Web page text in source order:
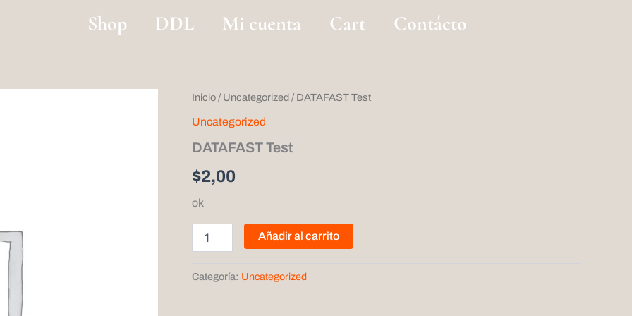
Shop DDL Mi cuenta Cart Contácto
Inicio/ Uncategorized / DATAFAST Test
Uncategorized
DATAFAST Test
$2,00
ok
DATAFAST
cantidad
Añadir al carrito
Categoría: Uncategorized